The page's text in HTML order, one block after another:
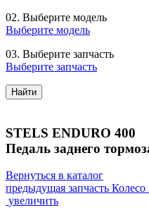
02. Выберите модель
Выберите модель
03. Выберите запчасть
Выберите запчасть
Найти
STELS ENDURO 400
Педаль заднего
Вернуться в каталог
предыдущая запчасть Колесо
увеличить